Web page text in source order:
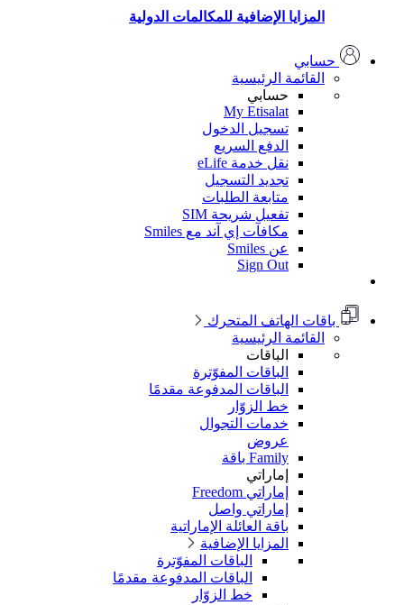
المزايا الإضافية للمكالمات الدولية
حسابي
القائمة الرئيسية
حسابي
My Etisalat
تسجيل الدخول
الدفع السريع
نقل خدمة eLife
تجديد التسجيل
متابعة الطلبات
تفعيل شريحة SIM
مكافآت إي آند مع Smiles
Sign Out
باقات الهاتف المتحرك
القائمة الرئيسية
الباقات
الباقات المفوّترة
الباقات المدفوعة مقدمًا
خط الزوّار
خدمات التجوال
إماراتي
إماراتي Freedom
إماراتي واصل
باقة العائلة الإماراتية
المزايا الإضافية
الباقات المفوّترة
الباقات المدفوعة مقدمًا
خط الزوّار